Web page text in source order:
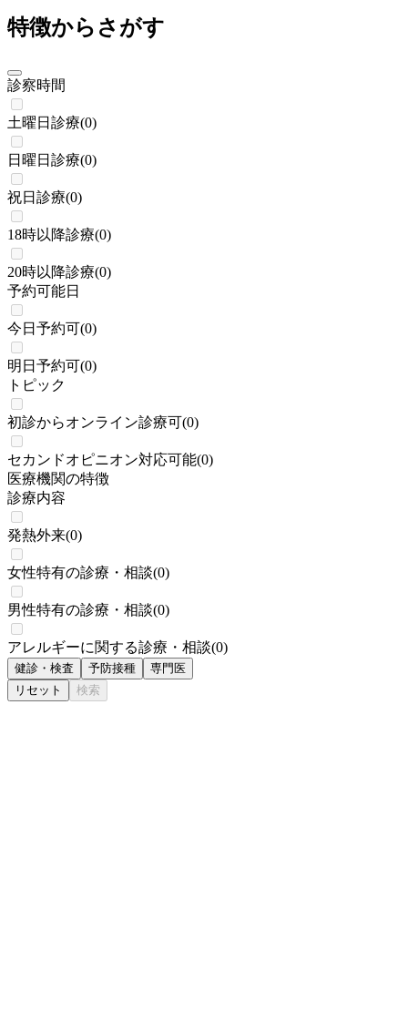
特徴からさがす
診察時間
土曜日診療(0)
日曜日診療(0)
祝日診療(0)
18時以降診療(0)
20時以降診療(0)
予約可能日
今日予約可(0)
明日予約可(0)
トピック
初診からオンライン診療可(0)
セカンドオピニオン対応可能(0)
医療機関の特徴
診療内容
発熱外来(0)
女性特有の診療・相談(0)
男性特有の診療・相談(0)
アレルギーに関する診療・相談(0)
健診・検査 予防接種
専門医
リセット
検索